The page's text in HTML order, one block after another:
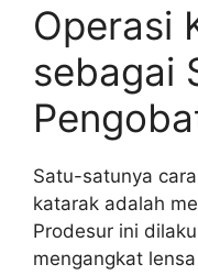
Operasi
sebagai
Satu-satunya
katarak adalah
Prodesur ini
mengangkat